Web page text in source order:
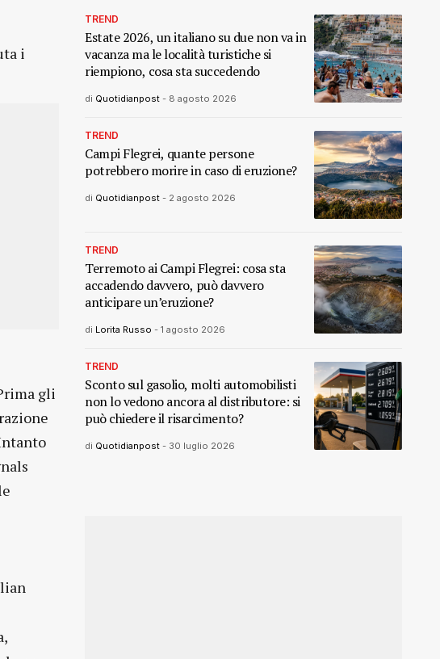
i
gli
TREND
Estate 2026, un italiano su due non va in
vacanza ma le località turistiche si
riempiono, cosa sta succedendo
di Quotidianpost - 8 agosto 2026
TREND
Campi Flegrei, quante persone
potrebbero morire in caso di eruzione?
di Quotidianpost - 2 agosto 2026
TREND
Terremoto ai Campi Flegrei: cosa sta
accadendo davvero, può davvero
anticipare un’eruzione?
di Lorita Russo - 1 agosto 2026
TREND
Sconto sul gasolio, molti automobilisti
non lo vedono ancora al distributore: si
può chiedere il risarcimento?
di Quotidianpost - 30 luglio 2026